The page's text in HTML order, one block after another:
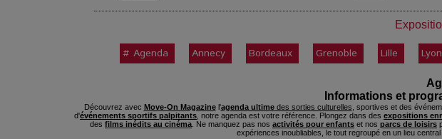
# Agenda Annecy Bordeaux Grenoble Lille Lyon
Informations et
Découvrez avec Move-On Magazinel'agenda ultimedes sorties culturelles , sportives et des
d'événements sportifs palpitants , notre agenda est votre référence. Plongez dans des expositions
des films inédits au cinéma . Ne manquez pas nos activités pour enfants et nos parcs de loisirs
expériences inoubliables, le tout regroupé en un lieu